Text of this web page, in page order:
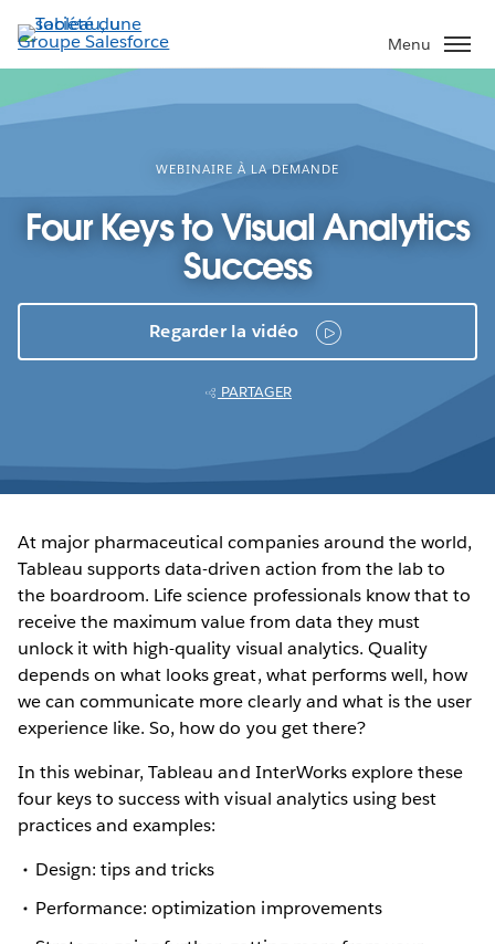
Aller
au
contenu
principal
Menu
WEBINAIRE À LA DEMANDE
Four Keys to Visual Analytics
Success
Regarder la vidéo
PARTAGER
At major pharmaceutical companies around the world,
Tableau supports data-driven action from the lab to
the boardroom. Life science professionals know that to
receive the maximum value from data they must
unlock it with high-quality visual analytics. Quality
depends on what looks great, what performs well, how
we can communicate more clearly and what is the user
experience like. So, how do you get there?
In this webinar, Tableau and InterWorks explore these
four keys to success with visual analytics using best
practices and examples:
Design: tips and tricks
Performance: optimization improvements